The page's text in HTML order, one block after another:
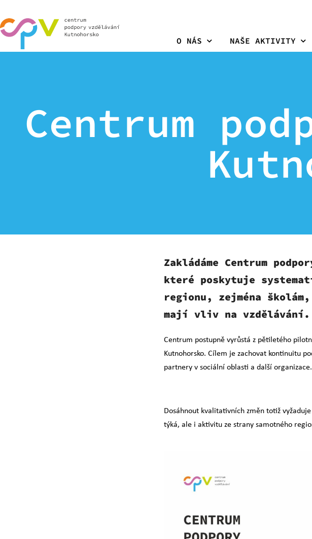
O NÁS NAŠE AKTIVITY
Centrum
Zakládáme Centrum
které poskytuje
regionu, zejména
mají vliv na vzdělávání.
Centrum postupně vyrůstá z pětiletého
Kutnohorsko. Cílem je zachovat kontinuitu
partnery v sociální oblasti a další organizace.
Dosáhnout kvalitativních změn totiž
týká, ale i aktivitu ze stranysamotného